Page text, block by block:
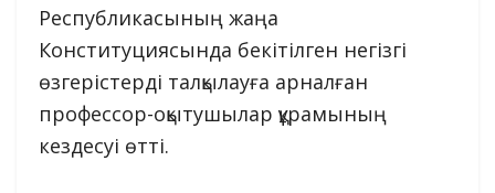
Республикасының жаңа
Конституциясында бекітілген негізгі
өзгерістерді талқылауға арналған
профессор-оқытушылар құрамының
кездесуі өтті.